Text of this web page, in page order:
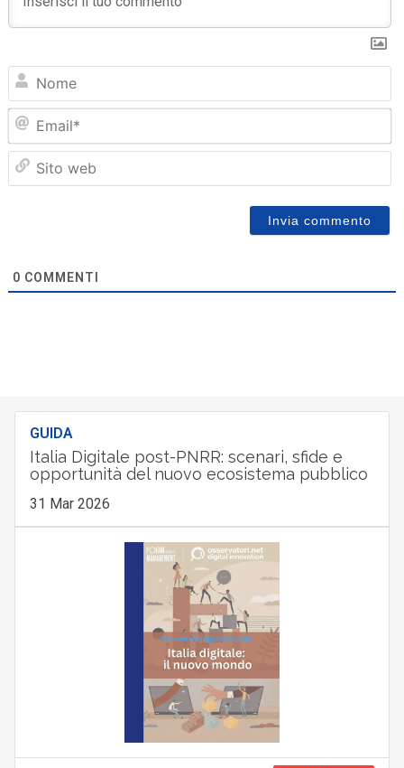
0 COMMENTI
GUIDA
Italia Digitale post-PNRR: scenari, sfide e
opportunità del nuovo ecosistema pubblico
31 Mar 2026